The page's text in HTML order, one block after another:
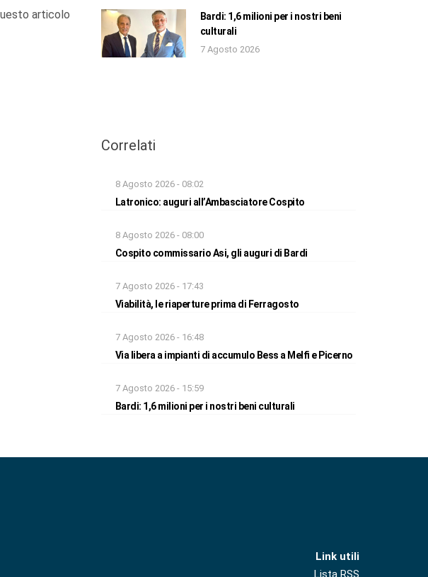
articolo
Bardi: 1,6 milioni per i nostri beni
culturali
7 Agosto 2026
Correlati
8 Agosto 2026 - 08:02
Latronico: auguri all’Ambasciatore Cospito
8 Agosto 2026 - 08:00
Cospito commissario Asi, gli auguri di Bardi
7 Agosto 2026 - 17:43
Viabilità, le riaperture prima di Ferragosto
7 Agosto 2026 - 16:48
Via libera a impianti di accumulo Bess a Melfi e Picerno
7 Agosto 2026 - 15:59
Bardi: 1,6 milioni per i nostri beni culturali
Link utili
Lista RSS